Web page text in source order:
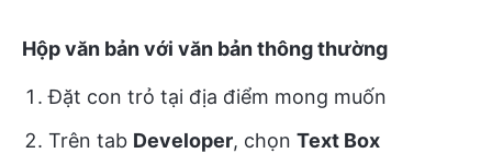
Hộp văn bản với văn bản thông thường
Đặt con trỏ tại địa điểm mong muốn
Trên tab Developer, chọn Text Box